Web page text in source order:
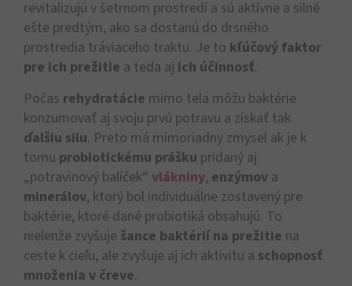
revitalizujú v šetrnom prostredí a sú aktívne a silné
ešte predtým, ako sa dostanú do drsného
prostredia tráviaceho traktu. Je to kľúčový faktor
pre ich prežitie a teda aj ich účinnosť.
Počas rehydratácie mimo tela môžu baktérie
konzumovať aj svoju prvú potravu a získať tak
ďalšiu silu. Preto má mimoriadny zmysel ak je k
tomu probiotickému prášku pridaný aj
„potravinový balíček“ vlákniny, enzýmov a
minerálov, ktorý bol individuálne zostavený pre
baktérie, ktoré dané probiotiká obsahujú. To
nielenže zvyšuje šance baktérií na prežitie na
ceste k cieľu, ale zvyšuje aj ich aktivitu a schopnosť
množenia v čreve.